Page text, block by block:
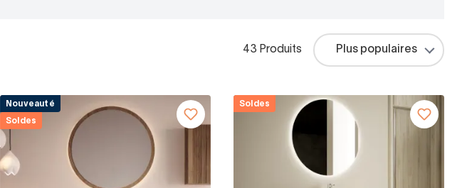
43 Produits
Nouveauté
Soldes
Soldes